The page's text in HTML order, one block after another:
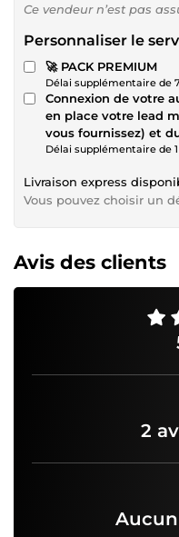
Ce vendeur n’est pas
Personnaliser le
🚀 PACK PREMIUM
Délai supplémentaire de
Connexion de votre
en place votre lead
vous fournissez) et
Délai supplémentaire de
Livraison express
Vous pouvez choisir un
Avis des clients
2